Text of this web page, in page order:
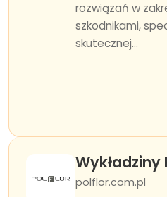
rozwiązań w
szkodnikami,
skutecznej...
Wykładziny
polflor.com.pl